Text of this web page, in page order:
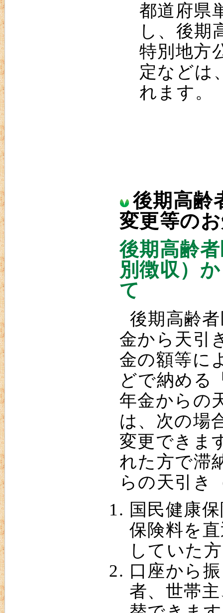
都道府県
し、後期
特別地方
定などは
れます。
後期高齢
変更等の
後期高齢
別徴収）
て
後期高齢
金から天引
金の額等に
どで納める
年金からの
は、次の場
変更できま
れた方で滞
らの天引き
国民健康
保険料を
していた方
口座から
者、世帯